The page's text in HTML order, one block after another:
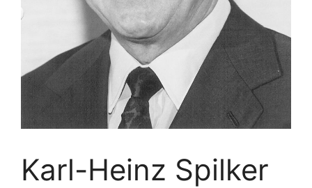
Karl-Heinz Spilker